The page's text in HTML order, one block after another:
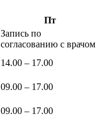
Пт
Запись по
согласованию с врачом
14.00 – 17.00
09.00 – 17.00
09.00 – 17.00